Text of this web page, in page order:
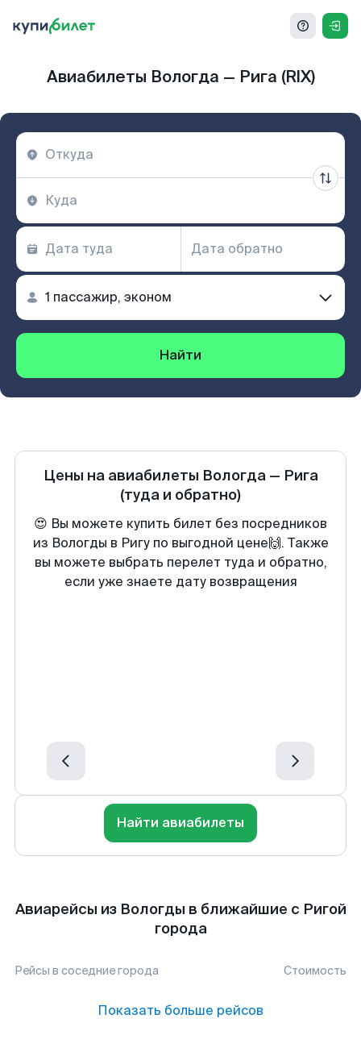
Авиабилеты Вологда — Рига (RIX)
Найти
Цены на авиабилеты Вологда— Рига
(туда и обратно)
😍 Вы можете купить билет без посредников
из Вологды в Ригу по выгодной цене🙌. Также
вы можете выбрать перелет туда и обратно,
если уже знаете дату возвращения
Найти авиабилеты
Авиарейсы из Вологды в ближайшие с Ригой
города
Рейсы в соседние города Стоимость
Показать больше рейсов